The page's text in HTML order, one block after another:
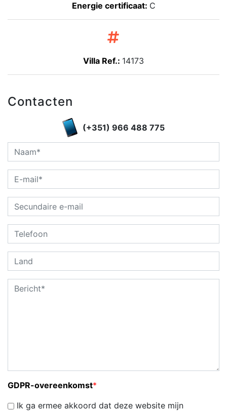
Energie certificaat: C
Villa Ref.: 14173
Contacten
(+351) 966 488 775
GDPR-overeenkomst*
Ik ga ermee akkoord dat deze website mijn